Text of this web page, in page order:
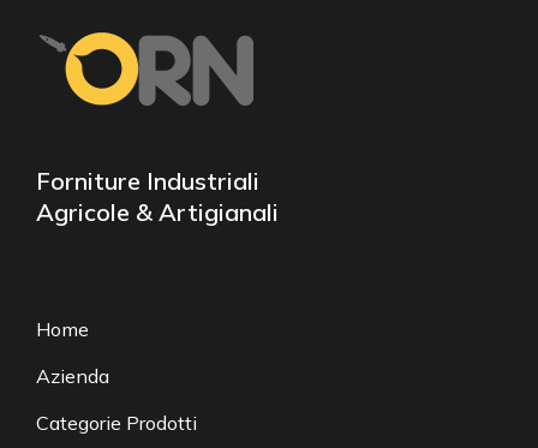
Forniture Industriali
Agricole & Artigianali
Home
Azienda
Categorie Prodotti